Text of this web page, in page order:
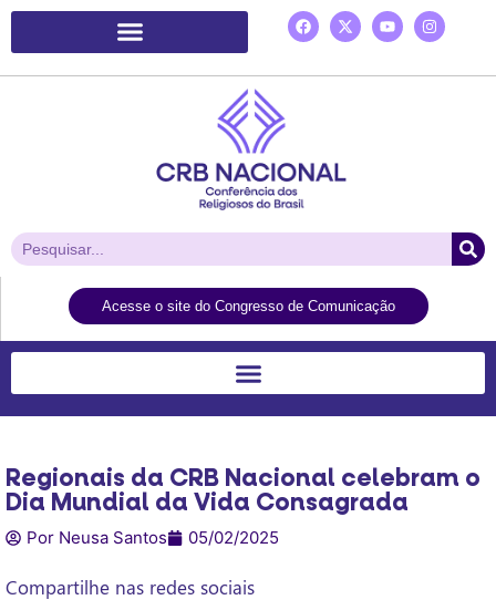
Acesse o site do Congresso de Comunicação
Regionais da CRB Nacional celebram o
Dia Mundial da Vida Consagrada
Por Neusa Santos 05/02/2025
Compartilhe nas redes sociais